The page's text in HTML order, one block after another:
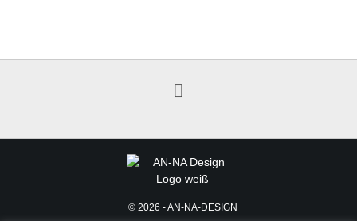
© 2026 - AN-NA-DESIGN